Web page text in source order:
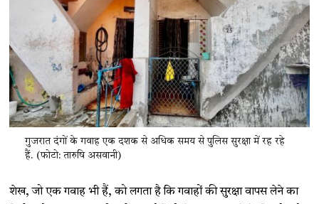
गुजरात दंगों के गवाह एक दशक से अधिक समय से पुलिस सुरक्षा में रह रहे
हैं. (फोटो: तारुषि असवानी)
शेख, जो एक गवाह भी हैं, को लगता है कि गवाहों की सुरक्षा वापस लेने का